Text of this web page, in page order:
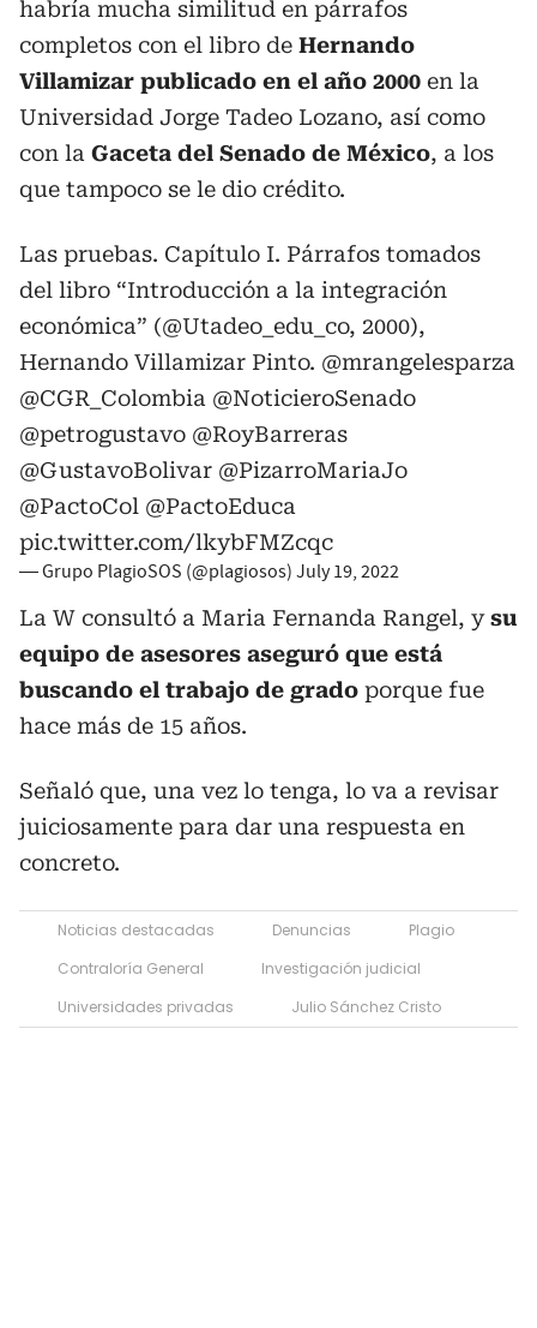
habría mucha similitud en párrafos
completos con el libro de Hernando
Villamizar publicado en el año 2000 en la
Universidad Jorge Tadeo Lozano, así como
con la Gaceta del Senado de México, a los
que tampoco se le dio crédito.
Las pruebas. Capítulo I. Párrafos tomados
del libro “Introducción a la integración
económica” (@Utadeo_edu_co, 2000),
Hernando Villamizar Pinto. @mrangelesparza
@CGR_Colombia @NoticieroSenado
@petrogustavo @RoyBarreras
@GustavoBolivar @PizarroMariaJo
@PactoCol @PactoEduca
pic.twitter.com/lkybFMZcqc
— Grupo PlagioSOS (@plagiosos) July 19, 2022
La W consultó a Maria Fernanda Rangel, ysu
equipo de asesores aseguró que está
buscando el trabajo de grado porque fue
hace más de 15 años.
Señaló que, una vez lo tenga, lo va a revisar
juiciosamente para dar una respuesta en
concreto.
Noticias destacadas Denuncias
Plagio
Contraloría General
Investigación judicial
Universidades privadas
Julio Sánchez Cristo